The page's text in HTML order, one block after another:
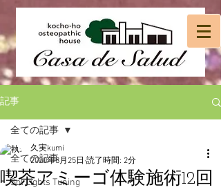
記事
全ての記事
Sol Lights Tuning
全ての記事
喫茶アミーゴ体験施術12回
久実kumi
2020年8月25日 読了時間: 2分